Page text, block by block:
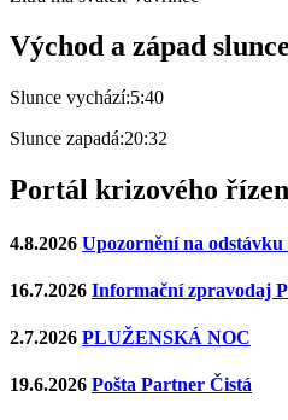
Východ a západ slunce
Slunce vychází:5:40
Slunce zapadá:20:32
Portál krizového
4.8.2026 Upozornění na
16.7.2026 Informační zpravodaj
2.7.2026 PLUŽENSKÁ NOC
19.6.2026 Pošta Partner Čistá